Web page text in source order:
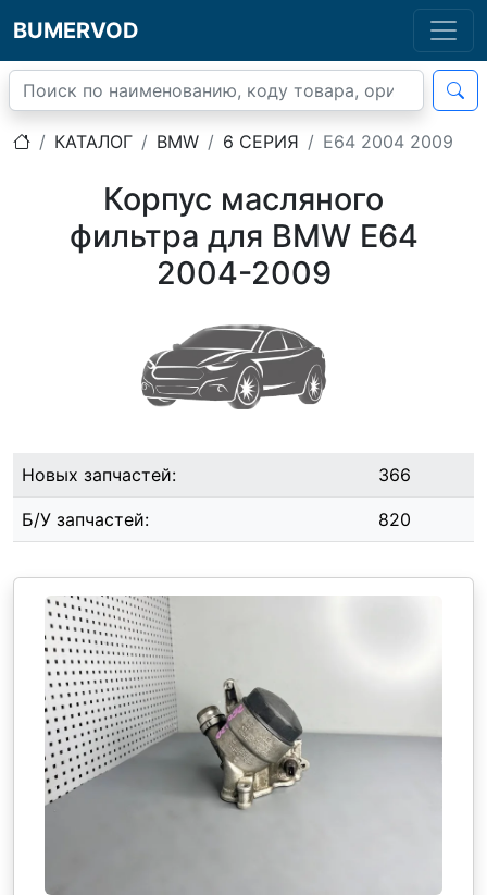
BUMERVOD
КАТАЛОГ BMW 6 СЕРИЯ E64 2004 2009
Корпус масляного
фильтра для BMW E64
2004-2009
Новых запчастей: 366
Б/У запчастей: 820